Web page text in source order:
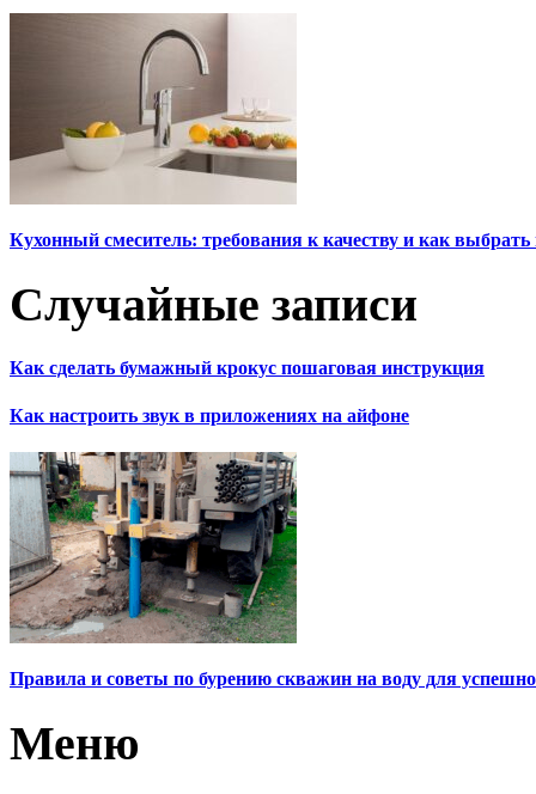
Кухонный смеситель: требования к качеству и как
Случайные записи
Как сделать бумажный крокус пошаговая инструкция
Как настроить звук в приложениях на айфоне
Правила и советы по бурению скважин на воду для
Меню